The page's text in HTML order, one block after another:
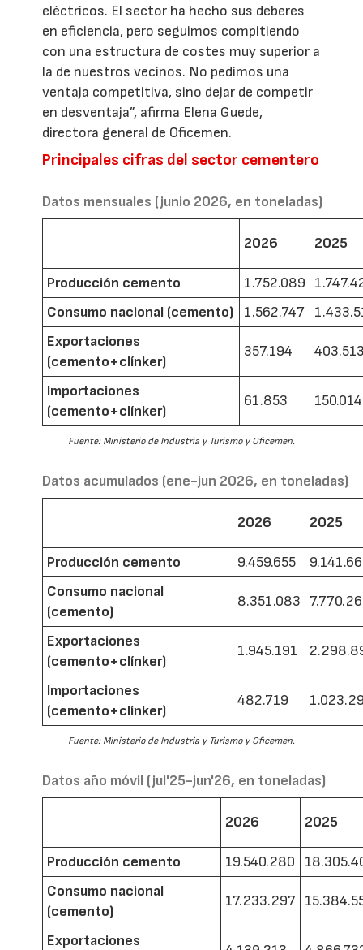
eléctricos. El sector ha hecho sus deberes
en eficiencia, pero seguimos compitiendo
con una estructura de costes muy superior a
la de nuestros vecinos. No pedimos una
ventaja competitiva, sino dejar de competir
en desventaja”, afirma Elena Guede,
directora general de Oficemen.
Principales cifras del sector cementero
Datos mensuales (junio 2026, en toneladas)
2026 2025
Producción cemento 1.752.089
Consumo nacional (cemento)
1.562.747
Exportaciones
(cemento+clínker)
357.194
Importaciones
(cemento+clínker)
61.853 150.014
Fuente: Ministerio de Industria y Turismo y Oficemen.
Datos acumulados (ene-jun 2026, en toneladas)
2026 2025
Producción cemento 9.459.655
Consumo nacional
(cemento)
8.351.083
Exportaciones
(cemento+clínker)
1.945.191
Importaciones
(cemento+clínker)
482.719
Fuente: Ministerio de Industria y Turismo y Oficemen.
Datos año móvil (jul'25-jun'26, en toneladas)
2026 2025
Producción cemento 19.540.280
Consumo nacional
(cemento)
17.233.297
Exportaciones